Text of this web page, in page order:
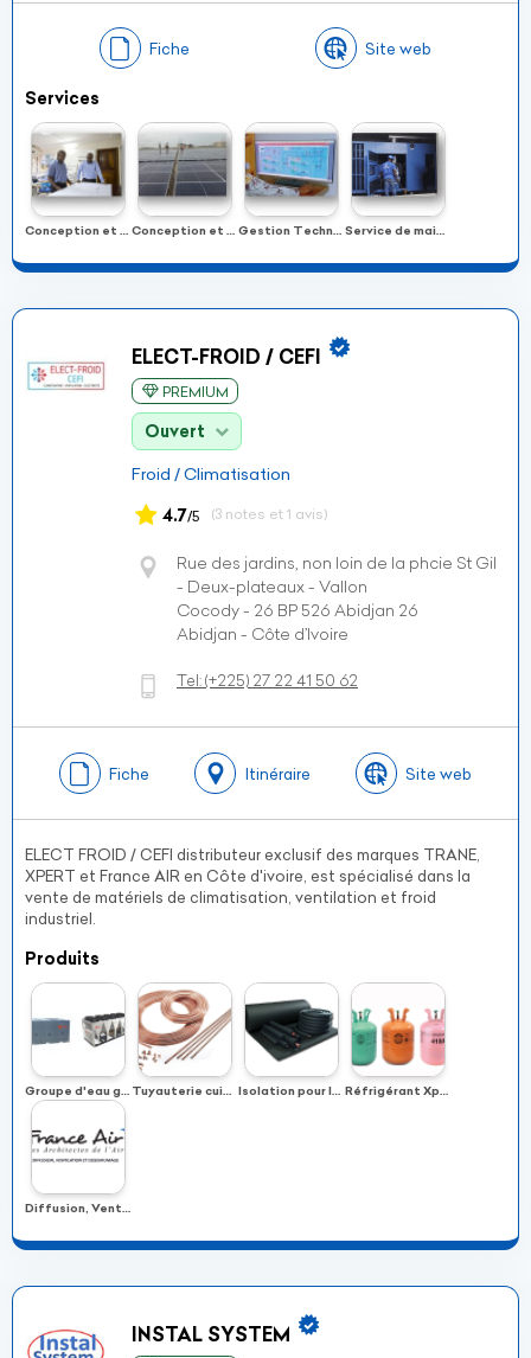
Fiche Site web
Services
Conception et installation de systèmes de climatisation (eau glacée, VRV, centrale de traitement d’air) et réfrigération commerciale et industrielle Conception et montage de centrales photovoltaïques d’une capacité minimum de 1.7 MWc Gestion Technique Centralisée (GTC) permettant la supervision, le pilotage et contrôle à distance les équipements techniques d'un bâtiment Service de maintenance et de dépannage des équipes climatisation, froid, panneaux solaires 7j/7 24h/24
ELECT-FROID / CEFI
PREMIUM
Ouvert
Froid / Climatisation
4.7/5 (3 notes et 1 avis)
Rue des jardins, non loin de la phcie St Gil
- Deux-plateaux - Vallon
Cocody - 26 BP 526 Abidjan 26
Abidjan - Côte d’Ivoire
Tel:(+225) 27 22 41 50 62
Fiche Itinéraire Site web
ELECT FROID / CEFI distributeur exclusif des marques TRANE,
XPERT et France AIR en Côte d'ivoire, est spécialisé dans la
vente de matériels de climatisation, ventilation et froid
industriel.
Produits
Groupe d'eau glacée & Rooftop Tuyauterie cuivre Xpert Isolation pour la climatisation Réfrigérant Xpert
Diffusion, Ventilation et Désenfumage
INSTAL SYSTEM